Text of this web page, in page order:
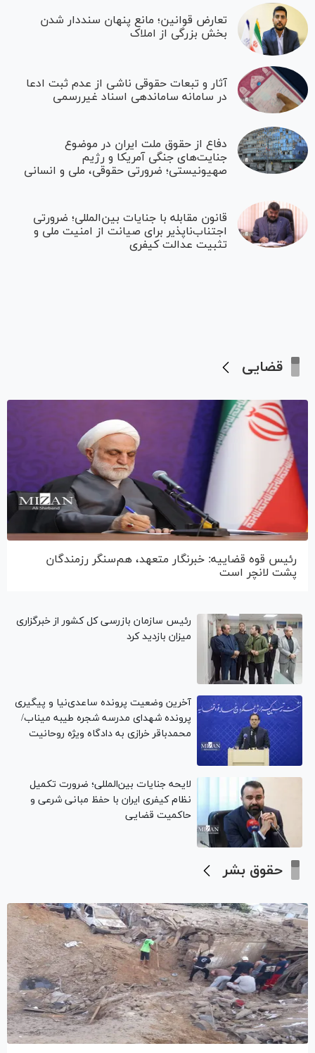
تعارض قوانین؛ مانع پنهان سنددار شدن
بخش بزرگی از املاک
آثار و تبعات حقوقی ناشی از عدم ثبت ادعا
در سامانه ساماندهی اسناد غیررسمی
دفاع از حقوق ملت ایران در موضوع
جنایت‌های جنگی آمریکا و رژیم
صهیونیستی؛ ضرورتی حقوقی، ملی و انسانی
قانون مقابله با جنایات بین‌المللی؛ ضرورتی
اجتناب‌ناپذیر برای صیانت از امنیت ملی و
تثبیت عدالت کیفری
قضایی
رئیس قوه قضاییه: خبرنگار متعهد، هم‌سنگر رزمندگان
پشت لانچر است
رئیس سازمان بازرسی کل کشور از خبرگزاری
میزان بازدید کرد
آخرین وضعیت پرونده ساعدی‌نیا و پیگیری
پرونده شهدای مدرسه شجره طیبه میناب/
محمدباقر خرازی به دادگاه ویژه روحانیت
لایحه جنایات بین‌المللی؛ ضرورت تکمیل
نظام کیفری ایران با حفظ مبانی شرعی و
حاکمیت قضایی
حقوق بشر